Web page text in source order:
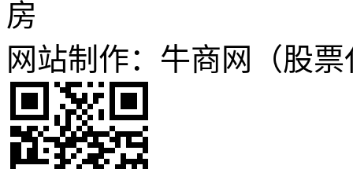
房
网站制作：牛商网（股票